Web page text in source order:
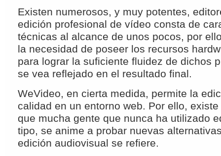
Existen numerosos, y muy potentes,
edición profesional de vídeo consta de
técnicas al alcance de unos pocos, por
la necesidad de poseer los recursos
para lograr la suficiente fluidez de dichos
se vea reflejado en el resultado final.
WeVideo, en cierta medida, permite la
calidad en un entorno web. Por ello,
que mucha gente que nunca ha utilizado
tipo, se anime a probar nuevas
edición audiovisual se refiere.